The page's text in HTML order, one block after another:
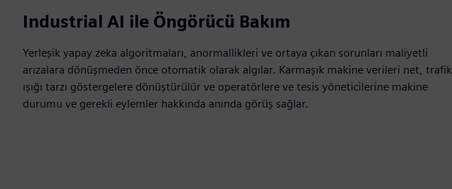
Industrial AI ile Öngörücü Bakım
Yerleşik yapay zeka algoritmaları, anormallikleri ve ortaya çıkan sorunları maliyetli
arızalara dönüşmeden önce otomatik olarak algılar. Karmaşık makine verileri net, trafik
ışığı tarzı göstergelere dönüştürülür ve operatörlere ve tesis yöneticilerine makine
durumu ve gerekli eylemler hakkında anında görüş sağlar.